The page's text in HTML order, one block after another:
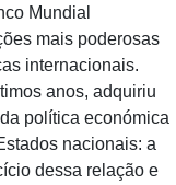
Mundial
mais poderosas
internacionais.
anos, adquiriu
política económica
nacionais: a
dessa relação e